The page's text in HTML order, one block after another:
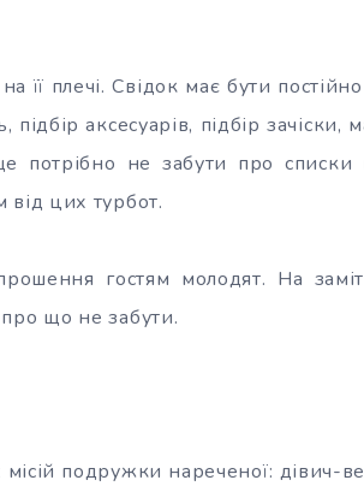
її плечі. Свідок має бути
аксесуарів, підбір зачіски,
потрібно не забути про списки
від цих турбот.
гостям молодят. На
що не забути.
подружки нареченої: дівич-